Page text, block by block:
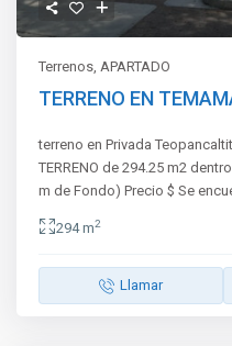
Terrenos,APARTADO
TERRENO EN
terreno en Privada
TERRENO de 294.25 m2
m de Fondo) Precio $ Se
294 m2
Llamar